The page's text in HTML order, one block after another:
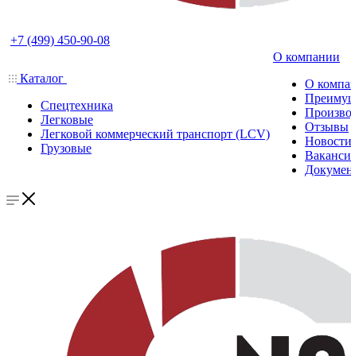
+7 (499) 450-90-08
Каталог
Спецтехника
Легковые
Легковой коммерческий транспорт (LCV)
Грузовые
О компании
О
Отзывы
Новости